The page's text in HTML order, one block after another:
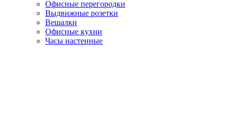
Офисные перегородки
Выдвижные розетки
Вешалки
Офисные кухни
Часы настенные